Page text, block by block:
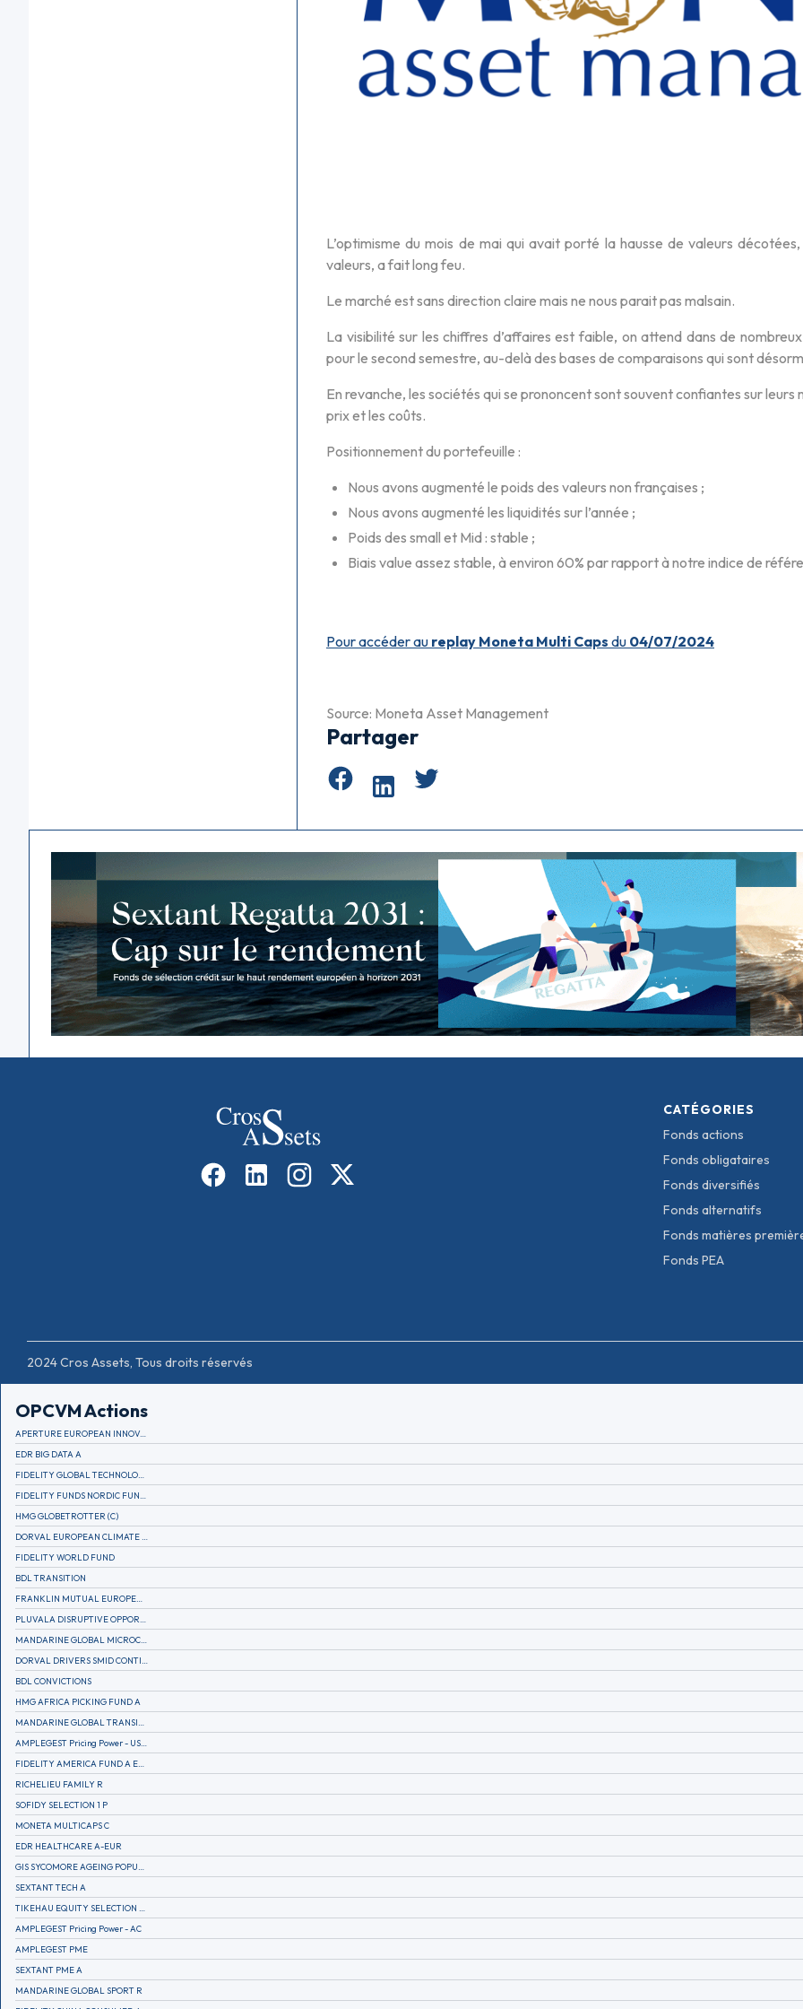
L’optimisme du mois de mai qui avait porté la hausse de valeurs
valeurs, a fait long feu.
Le marché est sans direction claire mais ne nous parait pas malsain.
La visibilité sur les chiffres d’affaires est faible, on attend dans de
pour le second semestre, au-delà des bases de comparaisons qui sont
En revanche, les sociétés qui se prononcent sont souvent confiantes sur
prix et les coûts.
Positionnement du portefeuille :
Nous avons augmenté le poids des valeurs non françaises ;
Nous avons augmenté les liquidités sur l’année ;
Poids des small et Mid : stable ;
Biais value assez stable, à environ 60% par rapport à notre indice de
Pour accéder au replay Moneta Multi Caps du 04/07/2024
Source: Moneta Asset Management
Partager
CATÉGORIES
Fonds actions
Fonds obligataires
Fonds diversifiés
Fonds alternatifs
Fonds matières
Fonds PEA
2024 Cros Assets, Tous droits réservés
OPCVM Actions
APERTURE EUROPEAN INNOVATION
EDR BIG DATA A
HMG GLOBETROTTER (C)
FIDELITY WORLD FUND
BDL TRANSITION
BDL CONVICTIONS
HMG AFRICA PICKING FUND A
RICHELIEU FAMILY R
SOFIDY SELECTION 1 P
MONETA MULTICAPS C
EDR HEALTHCARE A-EUR
SEXTANT TECH A
AMPLEGEST Pricing Power - AC
AMPLEGEST PME
SEXTANT PME A
MANDARINE GLOBAL SPORT R